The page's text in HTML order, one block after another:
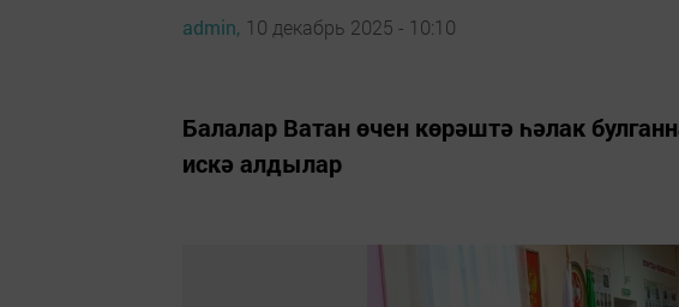
admin, 10 декабрь 2025 - 10:10
Балалар Ватан өчен көрәштә һәлак
искә алдылар